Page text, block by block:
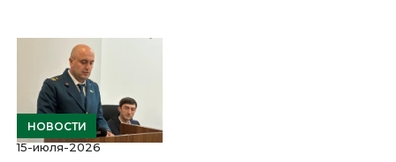
НОВОСТИ
15-июля-2026